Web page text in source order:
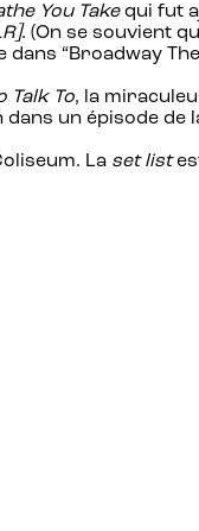
You Takequi fut
. (On se souvient
“Broadway
Talk To, la
dans un épisode de
La set list